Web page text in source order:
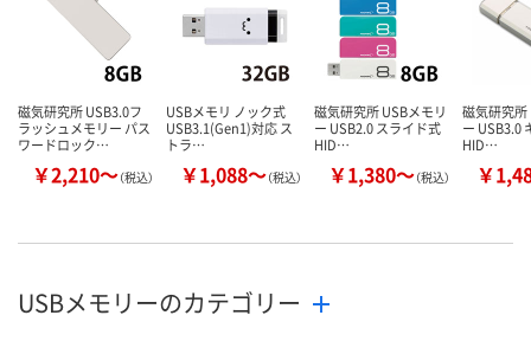
磁気研究所 USB3.0フ
ラッシュメモリー パス
ワードロック…
￥2,210～（税込）
USBメモリ ノック式
USB3.1(Gen1)対応 ス
トラ…
￥1,088～（税込）
磁気研究所 USBメモリ
ー USB2.0 スライド式
HID…
￥1,380～（税込）
磁気研究所
ー USB3.0
HID…
￥
USBメモリーのカテゴリー